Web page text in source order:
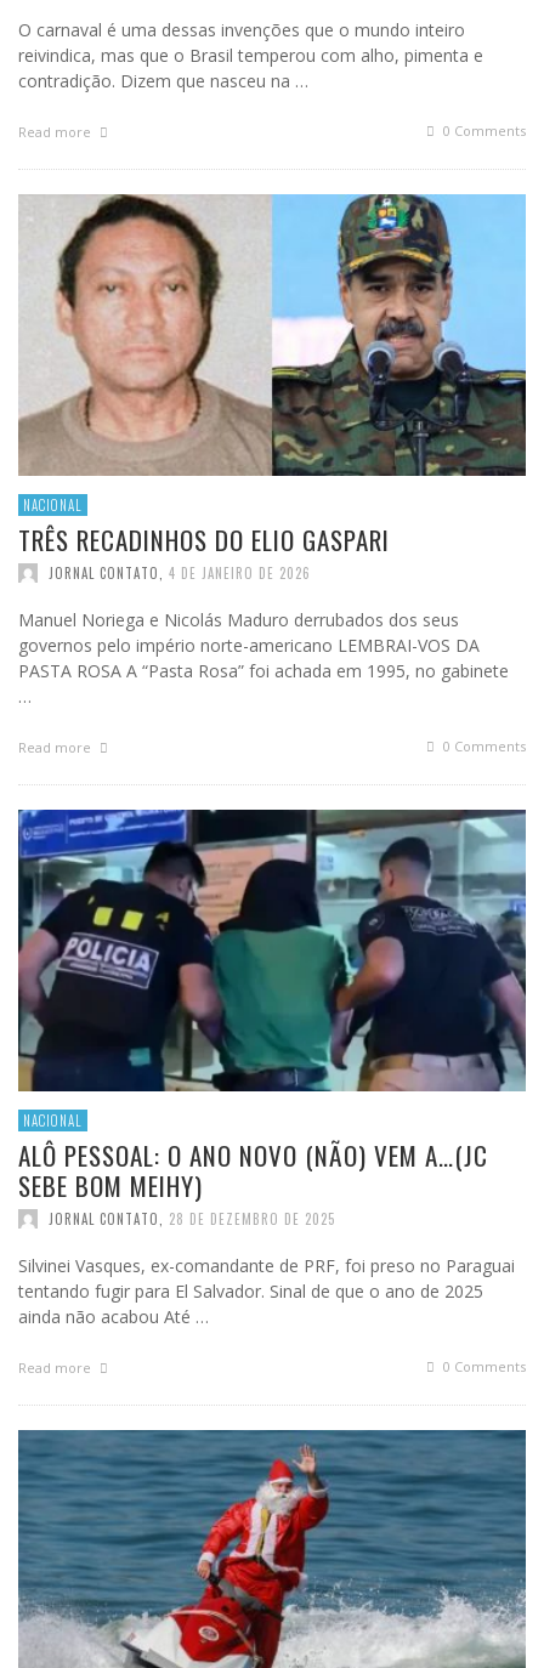
O carnaval é uma dessas invenções que o mundo inteiro
reivindica, mas que o Brasil temperou com alho, pimenta e
contradição. Dizem que nasceu na …
Read more 0 Comments
NACIONAL
TRÊS RECADINHOS DO ELIO GASPARI
JORNAL CONTATO, 4 DE JANEIRO DE 2026
Manuel Noriega e Nicolás Maduro derrubados dos seus
governos pelo império norte-americano LEMBRAI-VOS DA
PASTA ROSA A “Pasta Rosa” foi achada em 1995, no gabinete
…
Read more 0 Comments
NACIONAL
ALÔ PESSOAL: O ANO NOVO (NÃO) VEM A…(JC
SEBE BOM MEIHY)
JORNAL CONTATO, 28 DE DEZEMBRO DE 2025
Silvinei Vasques, ex-comandante de PRF, foi preso no Paraguai
tentando fugir para El Salvador. Sinal de que o ano de 2025
ainda não acabou Até …
Read more 0 Comments